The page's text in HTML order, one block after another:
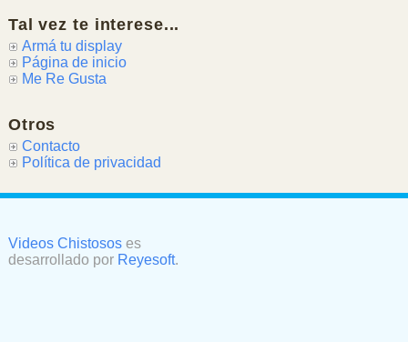
Tal vez te interese...
Armá tu display
Página de inicio
Me Re Gusta
Otros
Contacto
Política de privacidad
Videos Chistososes
desarrollado por Reyesoft.